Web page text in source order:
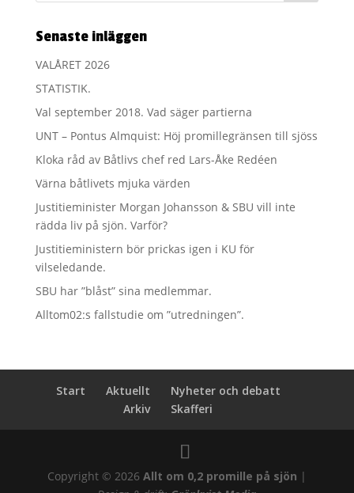
Senaste inläggen
VALÅRET 2026
STATISTIK.
Val september 2018. Vad säger partierna
UNT – Pontus Almquist: Höj promillegränsen till sjöss
Kloka råd av Båtlivs chef red Lars-Åke Redéen
Värna båtlivets mjuka värden
Justitieminister Morgan Johansson & SBU vill inte
rädda liv på sjön. Varför?
Justitieministern bör prickas igen i KU för
vilseledande.
SBU har ”blåst” sina medlemmar.
Alltom02:s fallstudie om ”utredningen”.
Start Aktuellt
Nyheter och debatt
Arkiv
Skafferi
Copyright © 2026 Allt om 0,2 promille på sjön |